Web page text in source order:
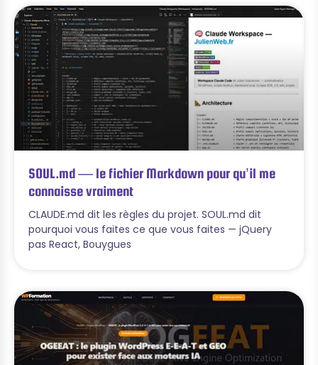
SOUL.md — le fichier Markdown pour qu’il me
connaisse vraiment
CLAUDE.md dit les règles du projet. SOUL.md dit
pourquoi vous faites ce que vous faites — jQuery
pas React, Bouygues